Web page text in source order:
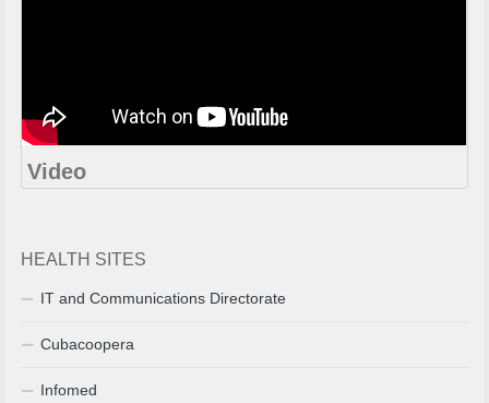
Video
HEALTH SITES
IT and Communications Directorate
Cubacoopera
Infomed